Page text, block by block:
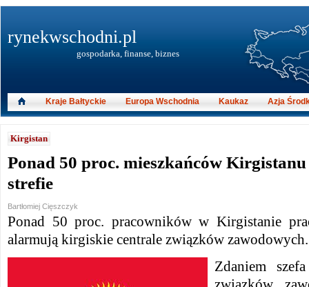
Kirgistan
Ponad 50 proc. mieszkańców
strefie
Bartłomiej Cięszczyk
Ponad 50 proc. pracowników w Kirgistanie
alarmują kirgiskie centrale związków zawodowych.
Zdaniem
rynekwschodni.pl
gospodarka, finanse, biznes
Kraje Bałtyckie Europa Wschodnia Kaukaz Azja